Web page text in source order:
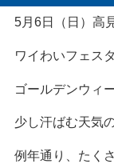
5月6日（日）高
ワイわいフェス
ゴールデンウィ
少し汗ばむ天気
例年通り、たく